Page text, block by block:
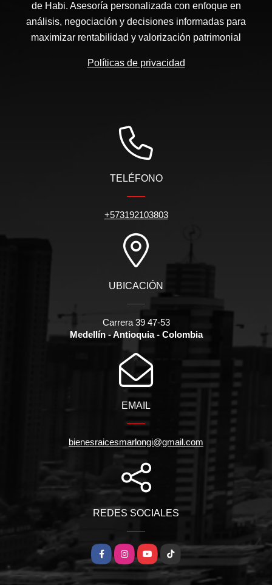
de Habi. Asesoría personalizada con enfoque en
análisis, negociación y decisiones informadas para
maximizar rentabilidad y valorización patrimonial
Políticas de privacidad
TELÉFONO
+573192103803
UBICACIÓN
Carrera 39 47-53
Medellín - Antioquia - Colombia
EMAIL
bienesraicesmarlongi@gmail.com
REDES SOCIALES
FacebookInstagramYouTubeTikTok